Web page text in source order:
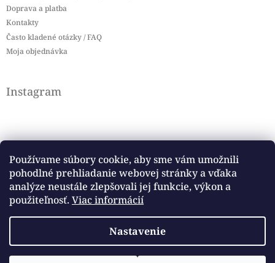
Používame súbory cookie, aby sme vám umožnili
pohodlné prehliadanie webovej stránky a vďaka
analýze neustále zlepšovali jej funkcie, výkon a
použiteľnosť. Viac informácií
Nastavenie
Doprava a platba
Kontakty
Často kladené otázky / FAQ
Moja objednávka
Instagram
Sledovať na Instagrame
Facebook